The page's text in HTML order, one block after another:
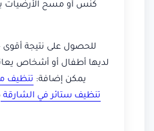
كنس أو مسح الأرضيات
للحصول على نتيجة أقوى
لديها أطفال أو أشخاص
يمكن إضافة: تنظيف
تنظيف ستائر في الشارقة